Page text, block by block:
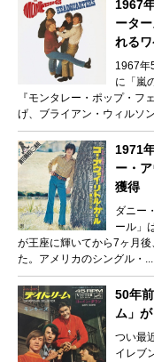
1967
ータ
れる
1967年
に「嵐
『モンタレー・ポップ・フ
げ、ブライアン・ウィルソ
1971
ー・
獲得
ダニー
ール」
が王座に輝いてから7ヶ月
た。アメリカのシングル・...
50年
ム」
つい最
イレブ